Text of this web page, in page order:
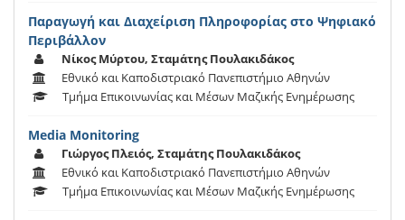
Παραγωγή και Διαχείριση Πληροφορίας στο Ψηφιακό
Περιβάλλον
Νίκος Μύρτου, Σταμάτης Πουλακιδάκος
Εθνικό και Καποδιστριακό Πανεπιστήμιο Αθηνών
Τμήμα Επικοινωνίας και Μέσων Μαζικής Ενημέρωσης
Media Monitoring
Γιώργος Πλειός, Σταμάτης Πουλακιδάκος
Εθνικό και Καποδιστριακό Πανεπιστήμιο Αθηνών
Τμήμα Επικοινωνίας και Μέσων Μαζικής Ενημέρωσης